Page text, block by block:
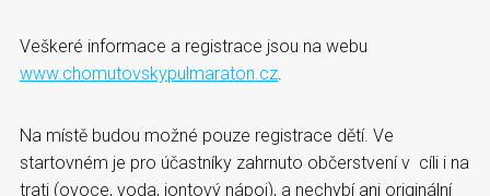
Veškeré informace a registrace jsou na webu
www.chomutovskypulmaraton.cz
Na místě budou možné pouze registrace dětí. Ve
startovném je pro účastníky zahrnuto občerstvení v cíli i na
trati (ovoce, voda, iontový nápoj), a nechybí ani originální